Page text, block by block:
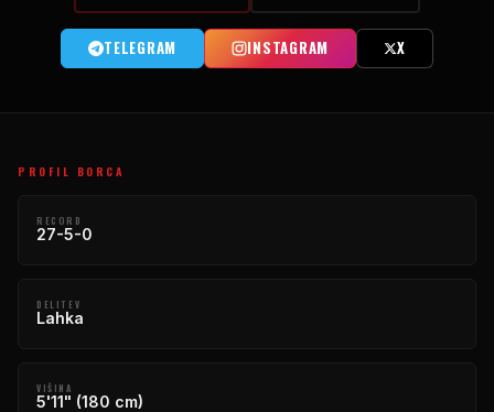
TELEGRAM INSTAGRAM X
PROFIL BORCA
RECORD
27-5-0
DELITEV
Lahka
VIŠINA
5'11" (180 cm)